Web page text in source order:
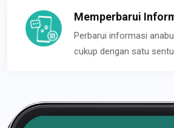
Memperbarui
Perbarui informasi
cukup dengan satu